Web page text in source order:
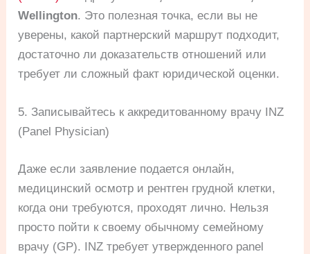
Wellington. Это полезная точка, если вы не
уверены, какой партнерский маршрут подходит,
достаточно ли доказательств отношений или
требует ли сложный факт юридической оценки.
5. Записывайтесь к аккредитованному врачу INZ
(Panel Physician)
Даже если заявление подается онлайн,
медицинский осмотр и рентген грудной клетки,
когда они требуются, проходят лично. Нельзя
просто пойти к своему обычному семейному
врачу (GP). INZ требует утвержденного panel